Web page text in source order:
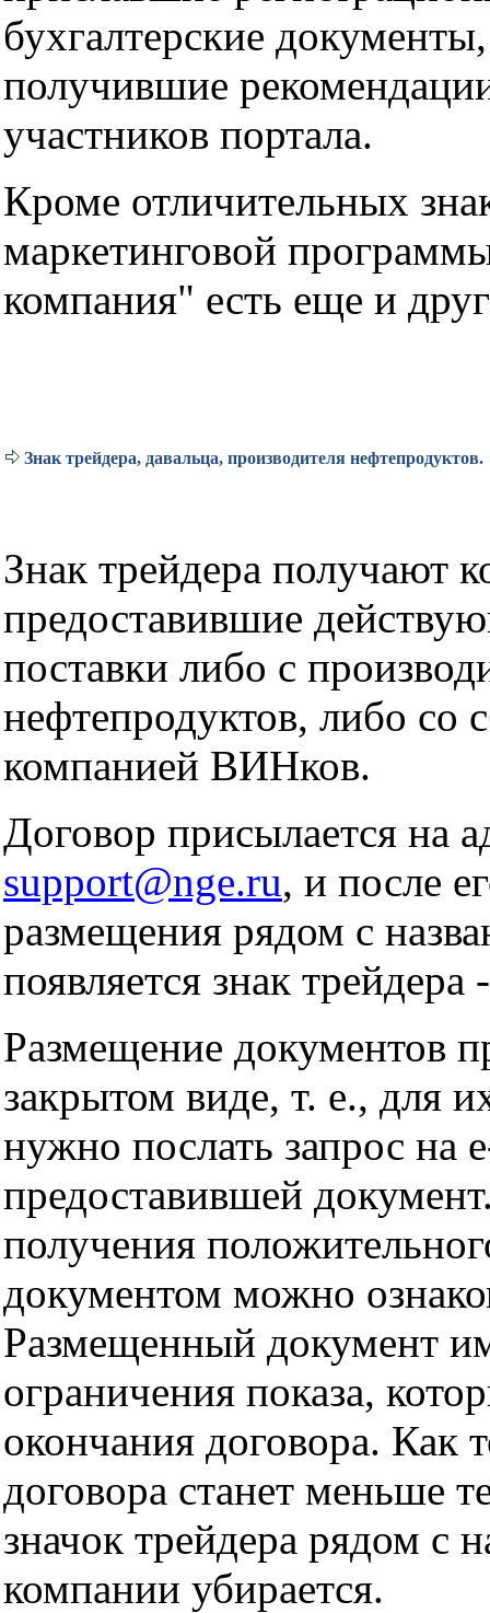
бухгалтерские
получившие
участников портала.
Кроме отличительных
маркетинговой
компания" есть еще и
Знак трейдера, давальца, производителя нефтепродуктов.
Знак трейдера получают
предоставившие
поставки либо с
нефтепродуктов, либо со
компанией ВИНков.
Договор присылается на
support@nge.ru, и после
размещения рядом с
появляется знак трейдера
Размещение документов
закрытом виде, т. е., для
нужно послать запрос на
предоставившей
получения
документом можно
Размещенный документ
ограничения показа,
окончания договора. Как
договора станет меньше
значок трейдера рядом с
компании убирается.